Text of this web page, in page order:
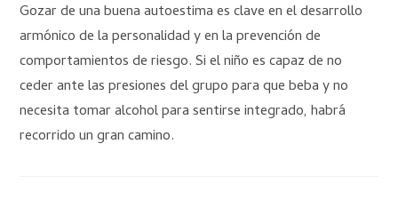
Gozar de una buena autoestima es clave en el desarrollo
armónico de la personalidad y en la prevención de
comportamientos de riesgo. Si el niño es capaz de no
ceder ante las presiones del grupo para que beba y no
necesita tomar alcohol para sentirse integrado, habrá
recorrido un gran camino.